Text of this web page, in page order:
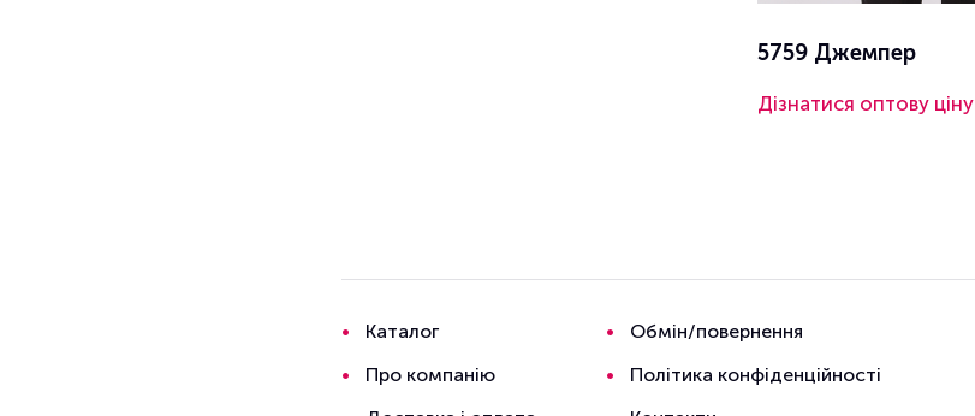
5759 Джемпер
Дізнатися оптову ціну
Каталог
Про компанію
Обмін/повернення
Політика конфіденційності